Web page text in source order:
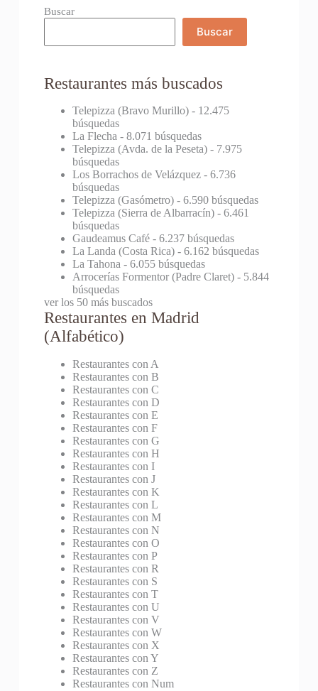
Buscar
Buscar
Restaurantes más buscados
Telepizza (Bravo Murillo)- 12.475
búsquedas
La Flecha - 8.071 búsquedas
Telepizza (Avda. de la Peseta)- 7.975
búsquedas
Los Borrachos de Velázquez- 6.736
búsquedas
Telepizza (Gasómetro)- 6.590 búsquedas
Telepizza (Sierra de Albarracín)- 6.461
búsquedas
Gaudeamus Café- 6.237 búsquedas
La Landa (Costa Rica)- 6.162 búsquedas
La Tahona - 6.055 búsquedas
Arrocerías Formentor (Padre Claret)- 5.844
búsquedas
ver los 50 más buscados
Restaurantes en Madrid
(Alfabético)
Restaurantes con A
Restaurantes con B
Restaurantes con C
Restaurantes con D
Restaurantes con E
Restaurantes con F
Restaurantes con G
Restaurantes con H
Restaurantes con I
Restaurantes con J
Restaurantes con K
Restaurantes con L
Restaurantes con M
Restaurantes con N
Restaurantes con O
Restaurantes con P
Restaurantes con R
Restaurantes con S
Restaurantes con T
Restaurantes con U
Restaurantes con V
Restaurantes con W
Restaurantes con X
Restaurantes con Y
Restaurantes con Z
Restaurantes con Num